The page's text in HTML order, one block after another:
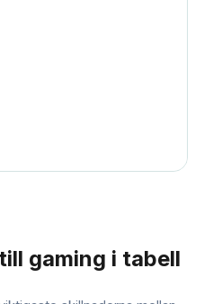
gaming i tabell